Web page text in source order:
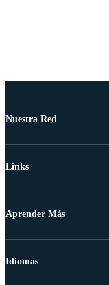
Nuestra Red
Links
Aprender Más
Idiomas